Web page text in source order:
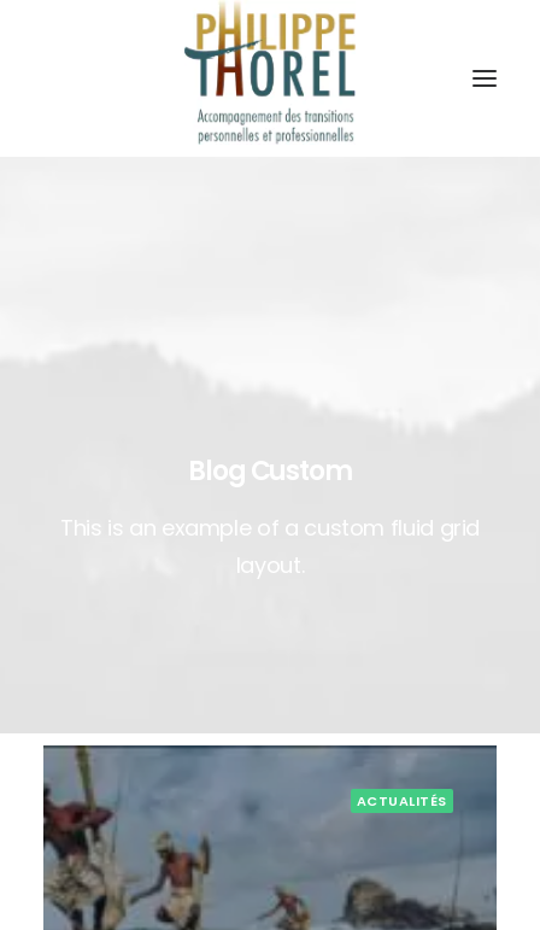
Blog Custom
This is an example of a custom fluid grid
layout.
ACTUALITÉS